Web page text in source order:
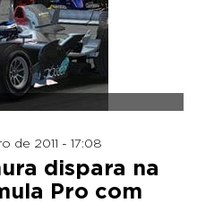
de 2011 - 17:08
dispara na
Pro com